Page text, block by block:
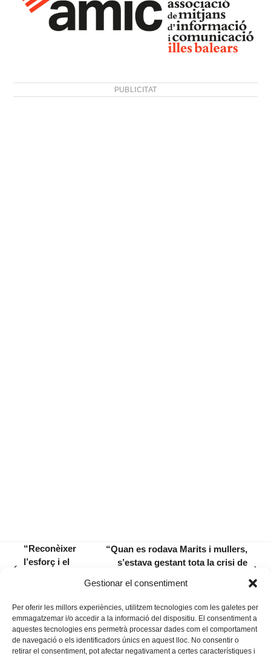
Gestionar el consentiment
Per oferir les millors experiències, utilitzem tecnologies com les galetes per
emmagatzemar i/o accedir a la informació del dispositiu. El consentiment a
aquestes tecnologies ens permetrà processar dades com el comportament
de navegació o els identificadors únics en aquest lloc. No consentir o
retirar el consentiment, pot afectar negativament a certes característiques i
PUBLICITAT
“Reconèixer
l’esforç i el
post:
“Quan es rodava Marits i mullers,
s’estava gestant tota la crisi de